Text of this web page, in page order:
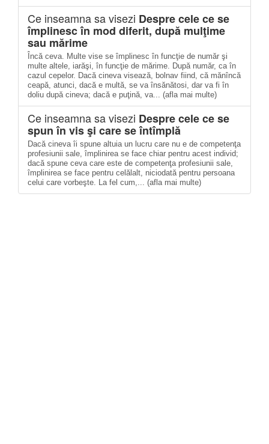
Ce inseamna sa visezi Despre cele ce se
împlinesc în mod diferit, după mulţime
sau mărime
Încă ceva. Multe vise se împlinesc în funcţie de număr şi
multe altele, iarăşi, în funcţie de mărime. După număr, ca în
cazul cepelor. Dacă cineva visează, bolnav fiind, că mănîncă
ceapă, atunci, dacă e multă, se va însănătosi, dar va fi în
doliu după cineva; dacă e puţină, va... (afla mai multe)
Ce inseamna sa visezi Despre cele ce se
spun în vis şi care se întîmplă
Dacă cineva îi spune altuia un lucru care nu e de competenţa
profesiunii sale, împlinirea se face chiar pentru acest individ;
dacă spune ceva care este de competenţa profesiunii sale,
împlinirea se face pentru celălalt, niciodată pentru persoana
celui care vorbeşte. La fel cum,... (afla mai multe)